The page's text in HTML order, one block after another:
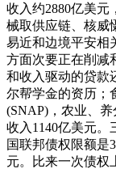
收入约2880亿美
械取供应链、核威
易近和边境平安相
方面次要正在削减
和收入驱动的贷款
尔帮学金的资历；
(SNAP)，农业、
收入1140亿美元。
国联邦债权限额是
元。比来一次债权